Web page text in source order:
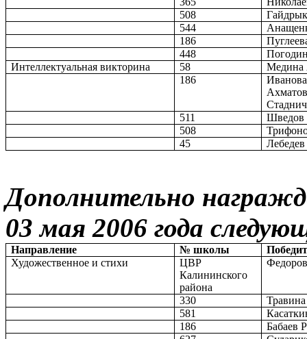
508
544
186
448
Интеллектуальная викторина
58
Медина
186
511
Шведов
508
45
Дополнительно
03 мая 2006 года
Направление № школы
Художественное и стихи
ЦВР
Калининского
района
330
581
186
Бабаев